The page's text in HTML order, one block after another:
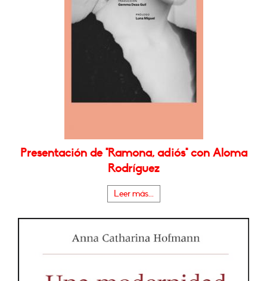
Presentación de "Ramona, adiós" con Aloma
Rodríguez
Leer más...